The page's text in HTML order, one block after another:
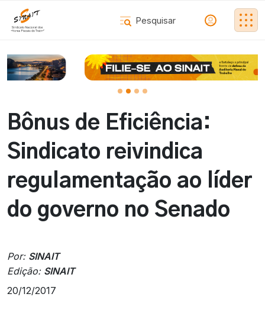
Bônus de Eficiência:
Sindicato reivindica
regulamentação ao líder
do governo no Senado
Por: SINAIT
Edição: SINAIT
20/12/2017